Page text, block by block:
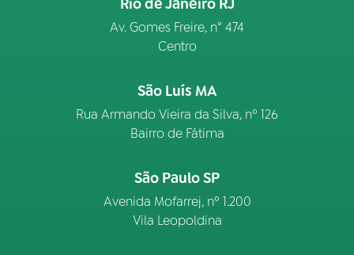
Rio de Janeiro RJ
Av. Gomes Freire, n° 474
Centro
São Luís MA
Rua Armando Vieira da Silva, nº 126
Bairro de Fátima
São Paulo SP
Avenida Mofarrej, nº 1.200
Vila Leopoldina